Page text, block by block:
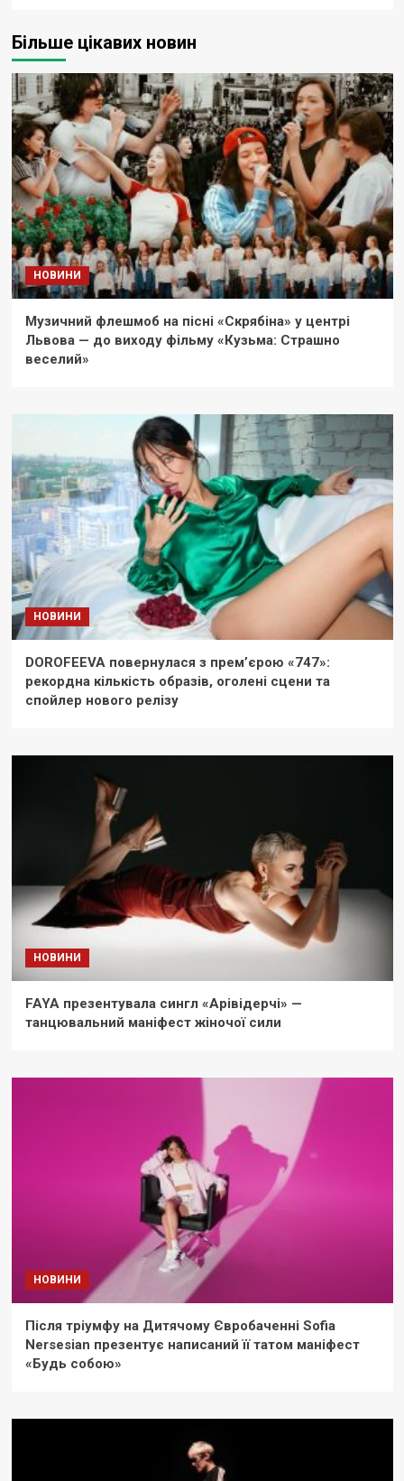
Більше цікавих новин
НОВИНИ
Музичний флешмоб на пісні «Скрябіна» у центрі
Львова — до виходу фільму «Кузьма: Страшно
веселий»
НОВИНИ
DOROFEEVA повернулася з прем’єрою «747»:
рекордна кількість образів, оголені сцени та
спойлер нового релізу
НОВИНИ
FAYA презентувала сингл «Арівідерчі» —
танцювальний маніфест жіночої сили
НОВИНИ
Після тріумфу на Дитячому Євробаченні Sofia
Nersesian презентує написаний її татом маніфест
«Будь собою»